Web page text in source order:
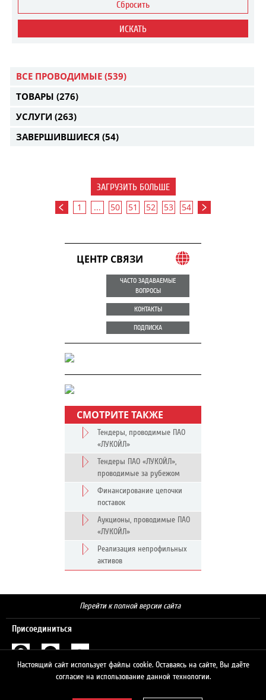
Сбросить
ИСКАТЬ
ВСЕ ПРОВОДИМЫЕ (539)
ТОВАРЫ (276)
УСЛУГИ (263)
ЗАВЕРШИВШИЕСЯ (54)
ЗАГРУЗИТЬ БОЛЬШЕ
1 ... 50 51 52 53 54
ЦЕНТР СВЯЗИ
ЧАСТО ЗАДАВАЕМЫЕ
ВОПРОСЫ
КОНТАКТЫ
ПОДПИСКА
СМОТРИТЕ ТАКЖЕ
Тендеры, проводимые ПАО
«ЛУКОЙЛ»
Тендеры ПАО «ЛУКОЙЛ»,
проводимые за рубежом
Финансирование цепочки
поставок
Аукционы, проводимые ПАО
«ЛУКОЙЛ»
Реализация непрофильных
активов
Перейти к полной версии сайта
Присоединиться
Настоящий сайт использует файлы cookie. Оставаясь на сайте, Вы даёте
согласие на использование данной технологии.